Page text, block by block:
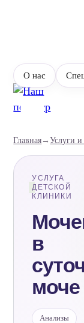
О нас
Главная →Услуги
УСЛУГА
ДЕТСКОЙ
КЛИНИКИ
в
моче
Анализы